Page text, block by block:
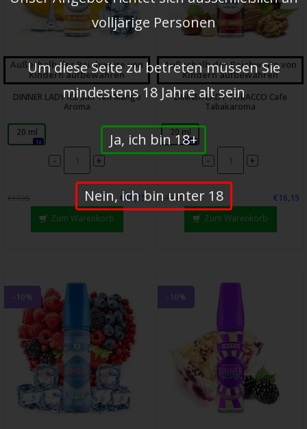
Außerhalb der Reichweite von
Kindern aufbewahren
DINNER LADY ICE Sun Tan Mango
Aroma
20 ml
1x
- +
€17,95
€16,15
Zum Warenkorb
Außerhalb der Reichweite von
Kindern aufbewahren
DINNER LADY TOBACCO Cafe
Tabakaroma
20 ml
14x
- +
€17,95
€16,15
Zum Warenkorb
-10% -10%
volljärige Personen
Um diese Seite zu betreten müssen Sie
mindestens 18 Jahre alt sein
Ja, ich bin 18+
Nein, ich bin unter 18